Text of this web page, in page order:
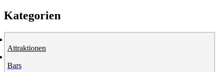
Kategorien
Attraktionen
Bars